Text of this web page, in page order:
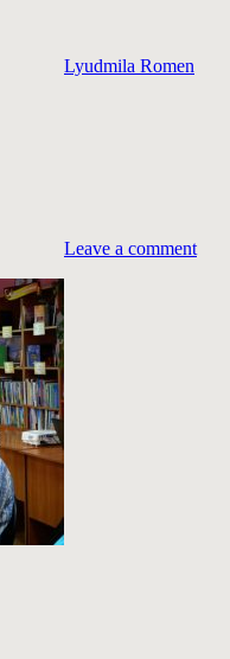
Lyudmila Romen
Leave a comment